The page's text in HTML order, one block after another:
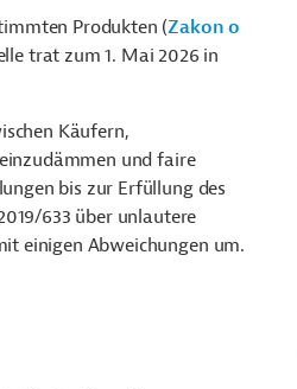
Produkten (Zakon o
trat zum 1. Mai 2026 in
Käufern,
und faire
bis zur Erfüllung des
633 über unlautere
einigen Abweichungen um.